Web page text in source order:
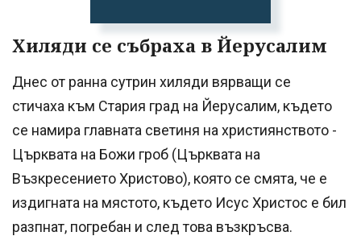
Хиляди се събраха в Йерусалим
Днес от ранна сутрин хиляди вярващи се
стичаха към Стария град на Йерусалим, където
се намира главната светиня на християнството -
Църквата на Божи гроб (Църквата на
Възкресението Христово), която се смята, че е
издигната на мястото, където Исус Христос е бил
разпнат, погребан и след това възкръсва.